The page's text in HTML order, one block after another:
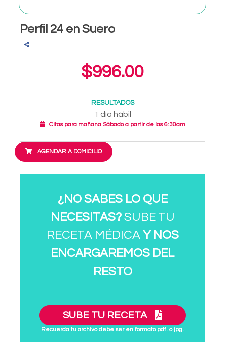
Perfil 24 en Suero
$996.00
RESULTADOS
1 día hábil
Citas para mañana Sábado a partir de las 6:30am
AGENDAR A DOMICILIO
¿NO SABES LO QUE
NECESITAS?SUBE TU
RECETA MÉDICA Y NOS
ENCARGAREMOS DEL
RESTO
SUBE TU RECETA
Recuerda tu archivo debe ser en formato pdf. o jpg.